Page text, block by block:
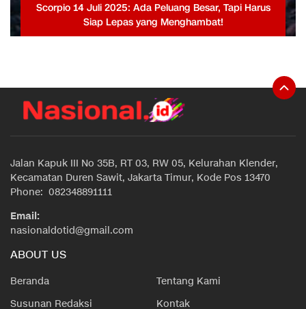
Scorpio 14 Juli 2025: Ada Peluang Besar, Tapi Harus
Siap Lepas yang Menghambat!
Jalan Kapuk III No 35B, RT 03, RW 05, Kelurahan Klender,
Kecamatan Duren Sawit, Jakarta Timur, Kode Pos 13470
Phone: 082348891111
Email:
nasionaldotid@gmail.com
ABOUT US
Beranda
Tentang Kami
Susunan Redaksi
Kontak